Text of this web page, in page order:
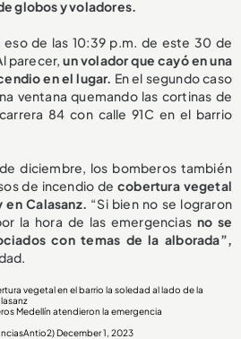
globos y voladores.
eso de las 10:39 p.m. de este 30 de
parecer, un volador que cayó en una
en el lugar. En el segundo caso
ventana quemando las cortinas de
84 con calle 91C en el barrio
diciembre, los bomberos también
de incendio decobertura vegetal
Calasanz. “Si bien no se lograron
la hora de las emergencias no se
con temas de la alborada”,
vegetal en el barrio la soledad al lado de la
Medellín atendieron la emergencia
December 1, 2023